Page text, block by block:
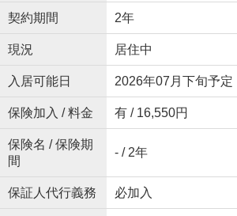
契約期間 2年
現況 居住中
入居可能日 2026年07月下旬予定
保険加入 / 料金 有 / 16,550円
保険名 / 保険期
間
- / 2年
保証人代行義務 必加入